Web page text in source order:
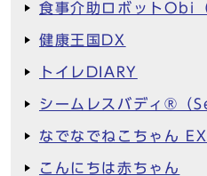
食事介助ロボットObi
健康王国DX
トイレDIARY
シームレスバディ®︎（
なでなでねこちゃん
こんにちは赤ちゃん